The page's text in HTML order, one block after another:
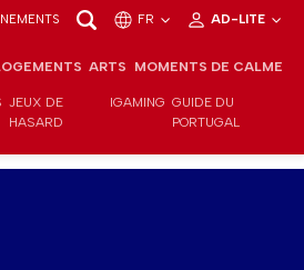
FR AD-LITE
ARTS MOMENTS DE CALME
JEUX DE
HASARD
IGAMING GUIDE DU
PORTUGAL